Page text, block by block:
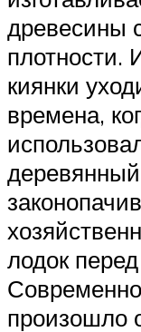
древесины
плотности.
киянки
времена,
лодок
произошло